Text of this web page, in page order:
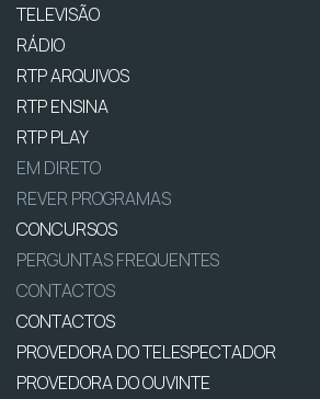
TELEVISÃO
RÁDIO
RTP ARQUIVOS
RTP ENSINA
RTP PLAY
EM DIRETO
REVER PROGRAMAS
CONCURSOS
PERGUNTAS FREQUENTES
CONTACTOS
CONTACTOS
PROVEDORA DO TELESPECTADOR
PROVEDORA DO OUVINTE